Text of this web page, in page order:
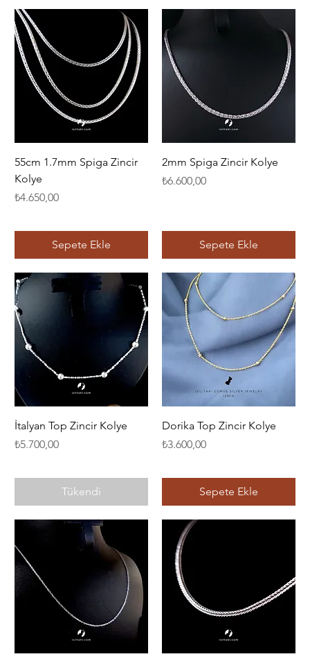
55cm 1.7mm Spiga Zincir
Kolye
Fiyat
₺4.650,00
Sepete Ekle
2mm Spiga Zincir Kolye
Fiyat
₺6.600,00
Sepete Ekle
İtalyan Top Zincir Kolye
Fiyat
₺5.700,00
Tükendi
Dorika Top Zincir Kolye
Fiyat
₺3.600,00
Sepete Ekle